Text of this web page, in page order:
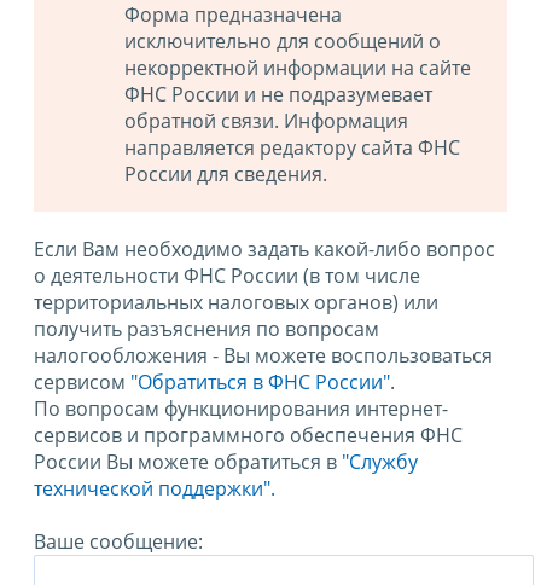
Форма предназначена
исключительно для сообщений о
некорректной информации на сайте
ФНС России и не подразумевает
обратной связи. Информация
направляется редактору сайта ФНС
России для сведения.
Если Вам необходимо задать какой-либо вопрос
о деятельности ФНС России (в том числе
территориальных налоговых органов) или
получить разъяснения по вопросам
налогообложения - Вы можете воспользоваться
сервисом "Обратиться в ФНС России".
По вопросам функционирования интернет-
сервисов и программного обеспечения ФНС
России Вы можете обратиться в "Службу
технической поддержки".
Ваше сообщение: